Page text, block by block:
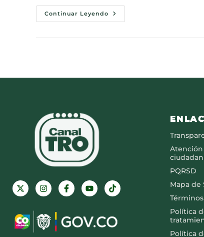
Continuar Leyendo
Atención
PQRSD
Mapa de
Política
Política